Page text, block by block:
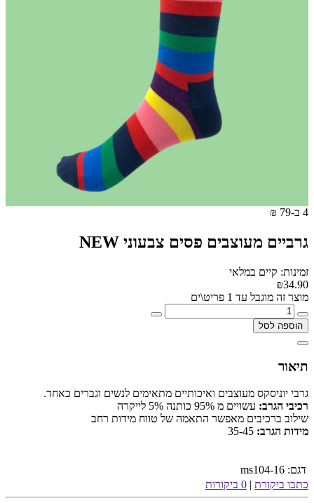
4 ב-79 ₪
גרביים מעוצבים פסים צבעוני NEW
זמינות: קיים במלאי
₪34.90
מוצר זה מוגבל עד 1 פריט\ים
הוספה לסל
תיאור
גרבי יוניסקס מעוצבים ואיכותיים מתאימים לנשים וגברים כאחד.
רכיבי הגרב: עשויים מ 95% כותנה 5% לייקרה
שילוב ברכיבים מאפשר התאמה של טווח מידות רחב
מידות הגרב: 35-45
דגם: ms104-16
כתבו ביקורת | 0 ביקורות